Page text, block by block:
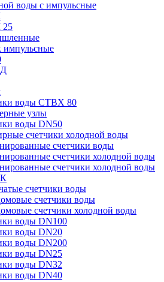
воды с импульсные
импульсные
воды СТВХ 80
узлы
воды DN50
счетчики холодной воды
счетчики воды
счетчики холодной воды
счетчики холодной воды
счетчики воды
счетчики воды
счетчики холодной воды
воды DN100
воды DN20
воды DN200
воды DN25
воды DN32
воды DN40